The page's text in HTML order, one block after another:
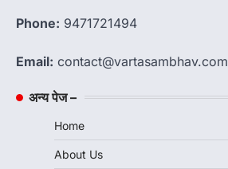
Phone: 9471721494
Email: contact@vartasambhav.com
अन्य पेज –
Home
About Us